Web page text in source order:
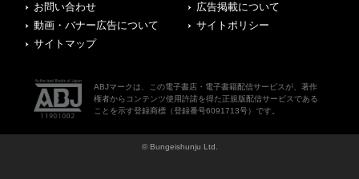
お問い合わせ
広告掲載について
動画・バナー広告について
サイトポリシー
サイトマップ
ABJマークは、この電子書店・電子書籍配信サービスが、著作
権者からコンテンツ使用許諾を得た正規版配信サービスである
ことを示す登録商標（登録番号6091713号）です。
© Bungeishunju Ltd.